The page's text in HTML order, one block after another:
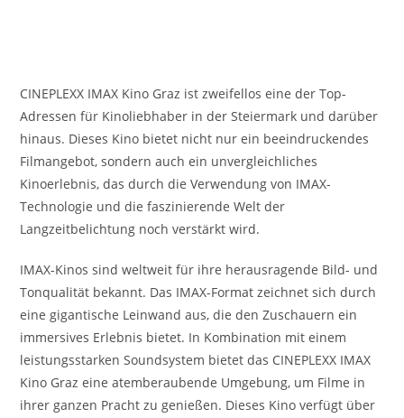
CINEPLEXX IMAX Kino Graz ist zweifellos eine der Top-
Adressen für Kinoliebhaber in der Steiermark und darüber
hinaus. Dieses Kino bietet nicht nur ein beeindruckendes
Filmangebot, sondern auch ein unvergleichliches
Kinoerlebnis, das durch die Verwendung von IMAX-
Technologie und die faszinierende Welt der
Langzeitbelichtung noch verstärkt wird.
IMAX-Kinos sind weltweit für ihre herausragende Bild- und
Tonqualität bekannt. Das IMAX-Format zeichnet sich durch
eine gigantische Leinwand aus, die den Zuschauern ein
immersives Erlebnis bietet. In Kombination mit einem
leistungsstarken Soundsystem bietet das CINEPLEXX IMAX
Kino Graz eine atemberaubende Umgebung, um Filme in
ihrer ganzen Pracht zu genießen. Dieses Kino verfügt über